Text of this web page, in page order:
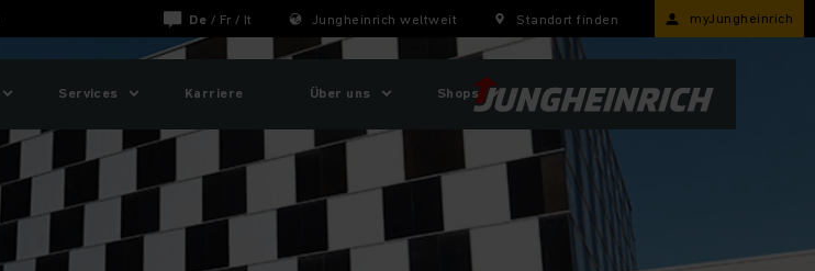
De / Fr / It Jungheinrich weltweit Standort finden myJungheinrich
Services Karriere Über uns Shops